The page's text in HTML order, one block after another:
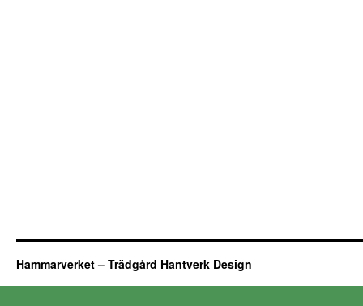
Hammarverket – Trädgård Hantverk Design